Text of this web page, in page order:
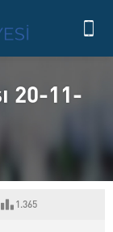
20-11-
1.365